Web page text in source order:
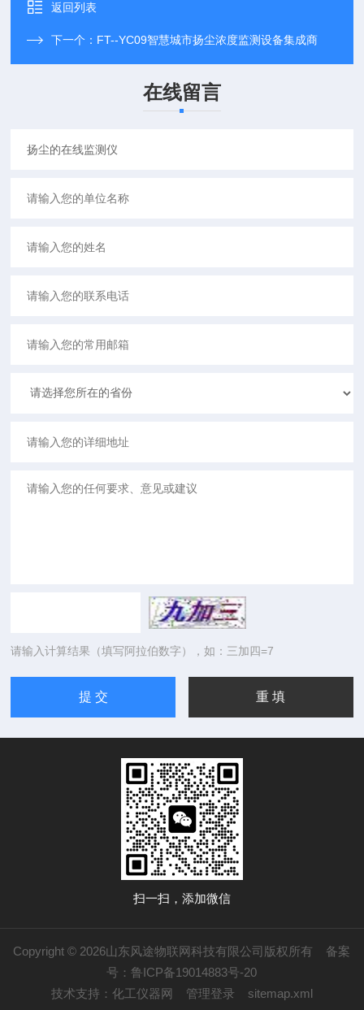
返回列表
下一个： FT--YC09智慧城市扬尘浓度监测设备集成商
在线留言
请输入计算结果（填写阿拉伯数字），如：三加四=7
扫一扫，添加微信
Copyright © 2026山东风途物联网科技有限公司版权所有 备案
号：鲁ICP备19014883号-20
技术支持： 化工仪器网 管理登录 sitemap.xml